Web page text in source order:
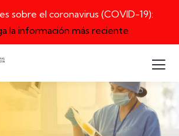
sobre el coronavirus (COVID-19):
la información más reciente